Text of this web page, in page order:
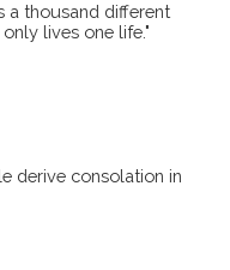
a thousand different
lives one life."
derive consolation in